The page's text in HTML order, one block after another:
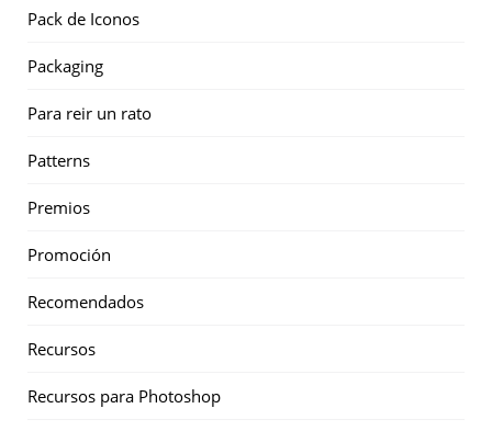
Pack de Iconos
Packaging
Para reir un rato
Patterns
Premios
Promoción
Recomendados
Recursos
Recursos para Photoshop